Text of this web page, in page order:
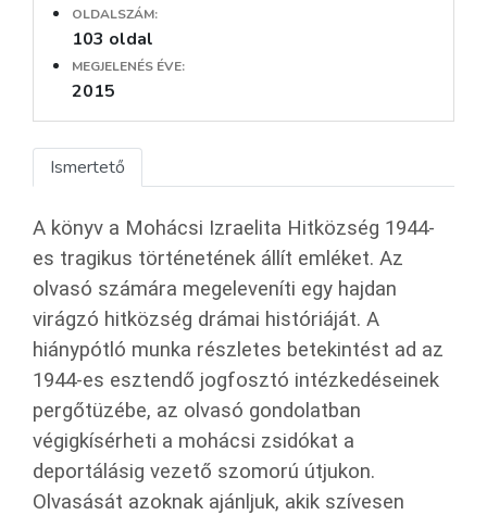
OLDALSZÁM:
103 oldal
MEGJELENÉS ÉVE:
2015
Ismertető
A könyv a Mohácsi Izraelita Hitközség 1944-
es tragikus történetének állít emléket. Az
olvasó számára megeleveníti egy hajdan
virágzó hitközség drámai históriáját. A
hiánypótló munka részletes betekintést ad az
1944-es esztendő jogfosztó intézkedéseinek
pergőtüzébe, az olvasó gondolatban
végigkísérheti a mohácsi zsidókat a
deportálásig vezető szomorú útjukon.
Olvasását azoknak ajánljuk, akik szívesen